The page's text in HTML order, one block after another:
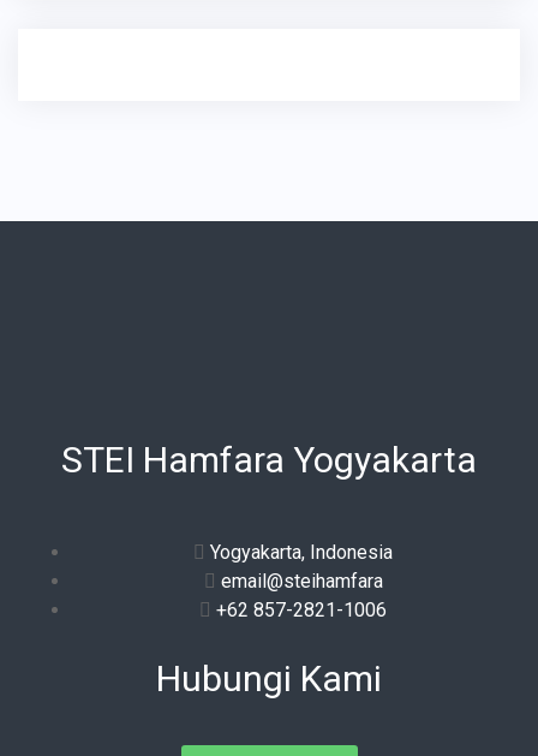
STEI Hamfara Yogyakarta
Yogyakarta, Indonesia
email@steihamfara
+62 857-2821-1006
Hubungi Kami